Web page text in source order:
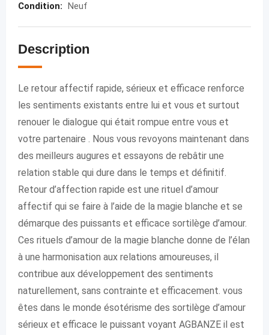
Condition: Neuf
Description
Le retour affectif rapide, sérieux et efficace renforce
les sentiments existants entre lui et vous et surtout
renouer le dialogue qui était rompue entre vous et
votre partenaire . Nous vous revoyons maintenant dans
des meilleurs augures et essayons de rebâtir une
relation stable qui dure dans le temps et définitif.
Retour d’affection rapide est une rituel d’amour
affectif qui se faire à l’aide de la magie blanche et se
démarque des puissants et efficace sortilège d’amour.
Ces rituels d’amour de la magie blanche donne de l’élan
à une harmonisation aux relations amoureuses, il
contribue aux développement des sentiments
naturellement, sans contrainte et efficacement. vous
êtes dans le monde ésotérisme des sortilège d’amour
sérieux et efficace le puissant voyant AGBANZE il est